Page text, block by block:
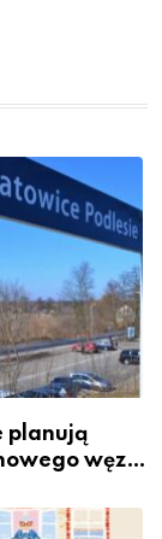
planują
węzła